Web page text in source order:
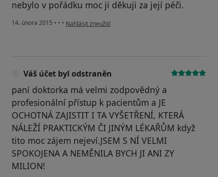
nebylo v pořádku moc ji děkuji za její péči.
14. února 2015 • • • podle názoru uživatele Váš účet byl odstraněn
Nahlásit zneužití
Váš účet byl odstraněn
paní doktorka má velmi zodpovědný a
profesionální přístup k pacientům a JE
OCHOTNÁ ZAJISTIT I TA VYŠETŘENÍ, KTERÁ
NÁLEŽÍ PRAKTICKÝM ČI JINÝM LÉKAŘŮM když
tito moc zájem nejeví.JSEM S NÍ VELMI
SPOKOJENA A NEMĚNILA BYCH JI ANI ZY
MILION!